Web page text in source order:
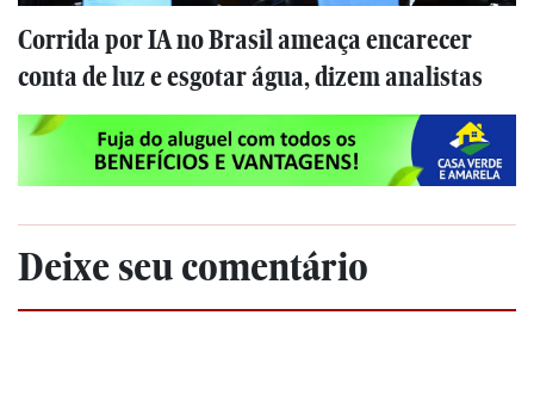
Corrida por IA no Brasil ameaça encarecer
conta de luz e esgotar água, dizem analistas
Deixe seu comentário